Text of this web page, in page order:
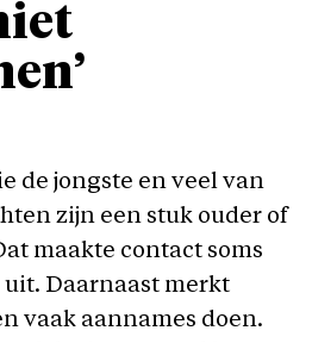
de jongste en veel van
zijn een stuk ouder of
maakte contact soms
uit. Daarnaast merkt
vaak aannames doen.